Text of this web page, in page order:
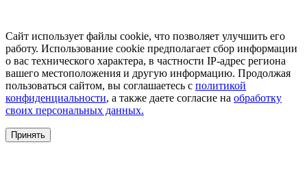
Сайт использует файлы cookie, что позволяет улучшить его
работу. Использование cookie предполагает сбор информации
о вас технического характера, в частности IP-адрес региона
вашего местоположения и другую информацию. Продолжая
пользоваться сайтом, вы соглашаетесь с политикой
конфиденциальности, а также даете согласие на обработку
своих персональных данных.
Принять